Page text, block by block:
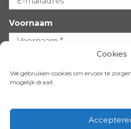
Cookies
We gebruiken cookies om ervoor te
mogelijk draait.
Voornaam